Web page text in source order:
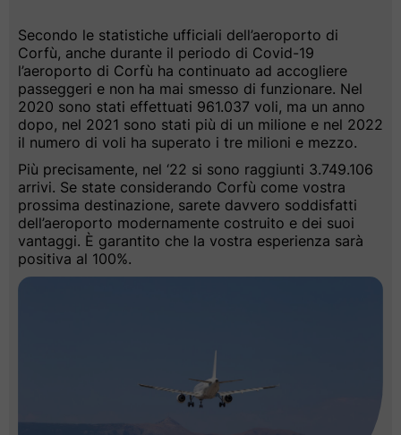
Secondo le statistiche ufficiali dell’aeroporto di
Corfù, anche durante il periodo di Covid-19
l’aeroporto di Corfù ha continuato ad accogliere
passeggeri e non ha mai smesso di funzionare. Nel
2020 sono stati effettuati 961.037 voli, ma un anno
dopo, nel 2021 sono stati più di un milione e nel 2022
il numero di voli ha superato i tre milioni e mezzo.
Più precisamente, nel ‘22 si sono raggiunti 3.749.106
arrivi. Se state considerando Corfù come vostra
prossima destinazione, sarete davvero soddisfatti
dell’aeroporto modernamente costruito e dei suoi
vantaggi. È garantito che la vostra esperienza sarà
positiva al 100%.